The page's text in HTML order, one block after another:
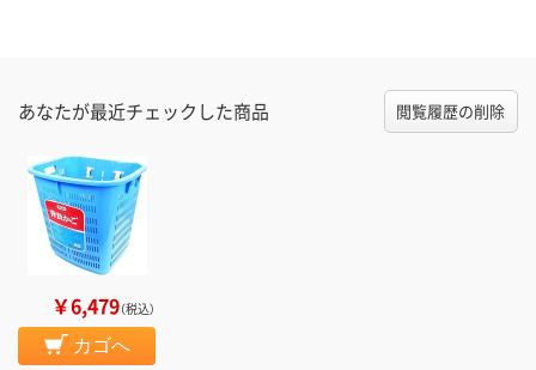
あなたが最近チェックした商品 閲覧履歴の削除
￥6,479（税込）
カゴへ